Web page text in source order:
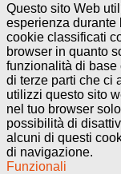
Questo sito Web
esperienza durante
cookie classificati
browser in quanto
funzionalità di
di terze parti che ci
utilizzi questo sito
nel tuo browser
possibilità di
alcuni di questi
di navigazione.
Funzionali